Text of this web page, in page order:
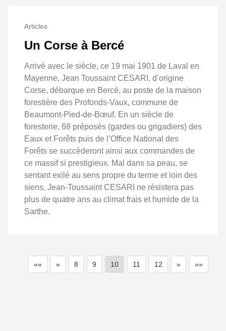
Articles
Un Corse à Bercé
Arrivé avec le siècle, ce 19 mai 1901 de Laval en
Mayenne, Jean Toussaint CESARI, d’origine
Corse, débarque en Bercé, au poste de la maison
forestière des Profonds-Vaux, commune de
Beaumont-Pied-de-Bœuf. En un siècle de
foresterie, 68 préposés (gardes ou grigadiers) des
Eaux et Forêts puis de l’Office National des
Forêts se succèderont ainsi aux commandes de
ce massif si prestigieux. Mal dans sa peau, se
sentant exilé au sens propre du terme et loin des
siens, Jean-Toussaint CESARI ne résistera pas
plus de quatre ans au climat frais et humide de la
Sarthe.
«« « 8 9 10 11 12 » »»